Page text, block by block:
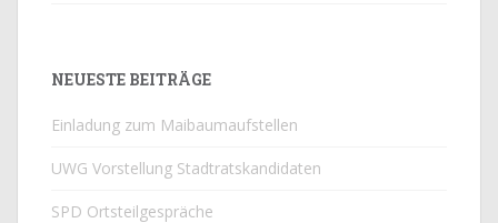
NEUESTE BEITRÄGE
Einladung zum Maibaumaufstellen
UWG Vorstellung Stadtratskandidaten
SPD Ortsteilgespräche